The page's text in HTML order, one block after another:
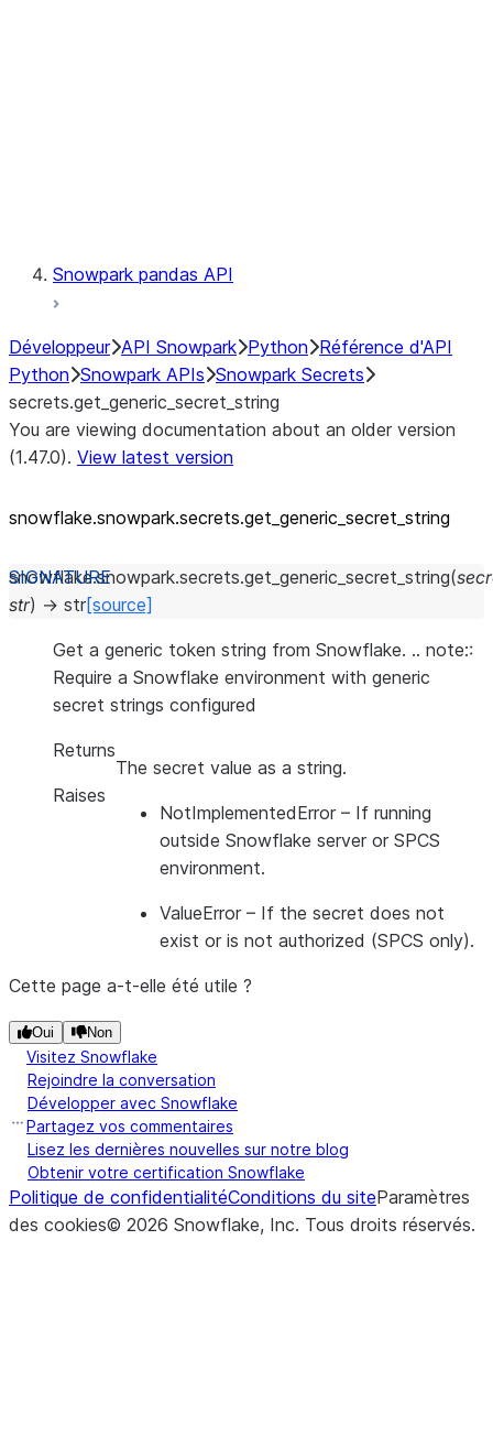
Snowpark pandas API
Développeur API Snowpark Python Référence d'API
Python Snowpark APIs Snowpark Secrets
secrets.get_generic_secret_string
You are viewing documentation about an older version
(1.47.0). View latest version
snowflake.snowpark.secrets.get_ generic_ secret_ string
snowflake.snowpark.secrets.get_generic_secret_string(
str) → str[source]
Get a generic token string from Snowflake. .. note::
Require a Snowflake environment with generic
secret strings configured
Returns
The secret value as a string.
Raises
NotImplementedError – If running
outside Snowflake server or SPCS
environment.
ValueError – If the secret does not
exist or is not authorized (SPCS only).
Cette page a-t-elle été utile ?
Oui Non
Visitez Snowflake
Rejoindre la conversation
Développer avec Snowflake
Partagez vos commentaires
Lisez les dernières nouvelles sur notre blog
Obtenir votre certification Snowflake
Politique de confidentialitéConditions du siteParamètres
des cookies© 2026 Snowflake, Inc. Tous droits réservés.